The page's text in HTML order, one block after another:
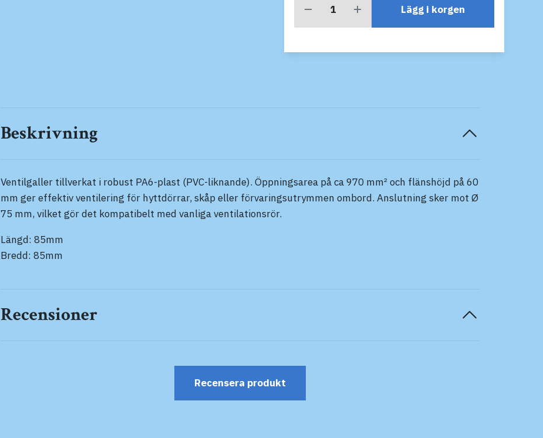
Lägg i korgen
Beskrivning
Ventilgallertillverkat i robust PA6-plast (PVC-liknande). Öppningsarea på ca 970 mm² och flänshöjd på 60
mm ger effektiv ventilering för hyttdörrar, skåp eller förvaringsutrymmen ombord. Anslutning sker mot Ø
75 mm, vilket gör det kompatibelt med vanliga ventilationsrör.
Längd: 85mm
Bredd: 85mm
Recensioner
Recensera produkt